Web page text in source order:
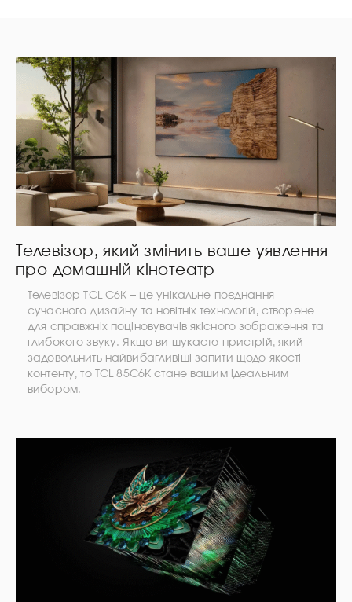
Телевізор, який змінить ваше уявлення
про домашній кінотеатр
Телевізор TCL C6K – це унікальне поєднання
сучасного дизайну та новітніх технологій, створене
для справжніх поціновувачів якісного зображення та
глибокого звуку. Якщо ви шукаєте пристрій, який
задовольнить найвибагливіші запити щодо якості
контенту, то TCL 85C6K стане вашим ідеальним
вибором.